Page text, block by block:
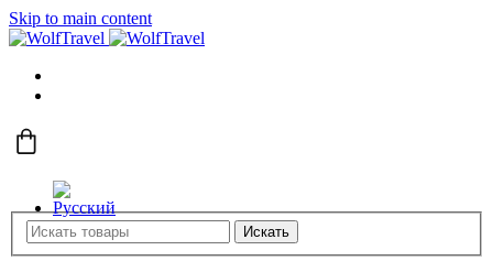
Skip to main content
Искать